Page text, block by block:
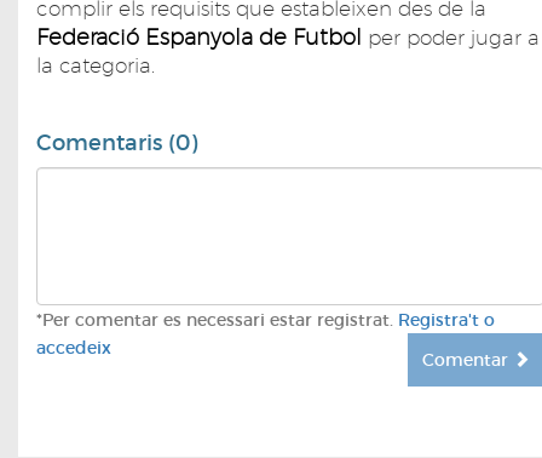
complir els requisits que estableixen des de la
Federació Espanyola de Futbol per poder jugar a
la categoria.
Comentaris (0)
*Per comentar es necessari estar registrat. Registra't o
accedeix
Comentar